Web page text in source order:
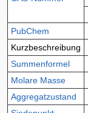
PubChem
Kurzbeschreibung
Summenformel
Molare Masse
Aggregatzustand